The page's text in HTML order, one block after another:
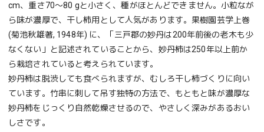
cm、重さ70～80 gと小さく、種がほとんどできません。小粒なが
ら味が濃厚で、干し柿用として人気があります。果樹園芸学上巻
(菊池秋雄著, 1948年) に、「三戸郡の妙丹は200年前後の老木も少
なくない」と記述されていることから、妙丹柿は250年以上前か
ら栽培されていると考えられています。
妙丹柿は脱渋しても食べられますが、むしろ干し柿づくりに向い
ています。竹串に刺して吊す独特の方法で、もともと味が濃厚な
妙丹柿をじっくり自然乾燥させるので、やさしく深みがあるおい
しさです。